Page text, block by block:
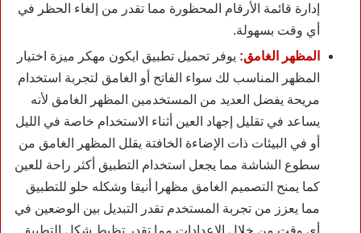
إدارة قائمة الأرقام المحظورة مما تقدر من إلغاء الحظر في
أي وقت بسهولة.
المظهر الغامق: يوفر تحميل تطبيق ايكون مهكر ميزة اختيار
المظهر المناسب لك سواء الفاتح أو الغامق لتجربة استخدام
مريحة يفضل العديد من المستخدمين المظهر الغامق لأنه
يساعد في تقليل إجهاد العين أثناء الاستخدام خاصة في الليل
أو في البيئات ذات الإضاءة الخافتة يقلل المظهر الغامق من
سطوع الشاشة مما يجعل استخدام التطبيق أكثر راحة للعين
كما يمنح التصميم الغامق مظهرا أنيقا وشكله حلو للتطبيق
مما يعزز من تجربة المستخدم تقدر التبديل بين الوضعين في
أي وقت من خلال الإعدادات مما تقدر تظبط شكل التطبيق